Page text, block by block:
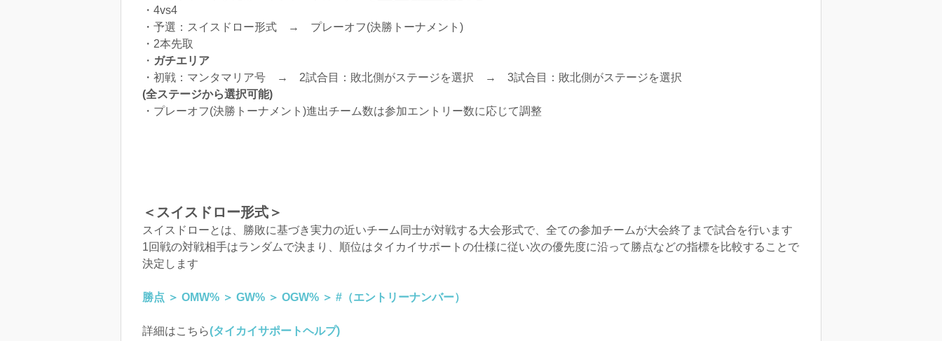
・4vs4
・予選：スイスドロー形式 → プレーオフ(決勝トーナメント)
・2本先取
・ ガチエリア
・初戦：マンタマリア号 → 2試合目：敗北側がステージを選択 → 3試合目：敗北側がステージを選択
(全ステージから選択可能)
・プレーオフ(決勝トーナメント)進出チーム数は参加エントリー数に応じて調整
＜スイスドロー形式＞
スイスドローとは、勝敗に基づき実力の近いチーム同士が対戦する大会形式で、全ての参加チームが大会終了まで試合を行います
1回戦の対戦相手はランダムで決まり、順位はタイカイサポートの仕様に従い次の優先度に沿って勝点などの指標を比較することで
決定します
勝点 ＞ OMW% ＞ GW% ＞ OGW% ＞ #（エントリーナンバー）
詳細はこちら(タイカイサポートヘルプ)